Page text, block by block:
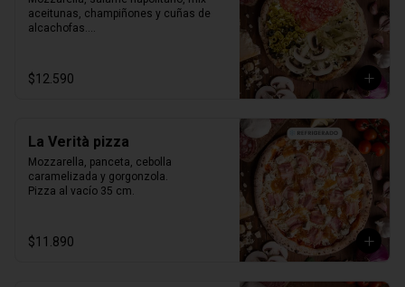
aceitunas, champiñones y cuñas de
alcachofas.
$12.590
La Verità pizza
Mozzarella, panceta, cebolla
caramelizada y gorgonzola.
Pizza al vacío 35 cm.
$11.890